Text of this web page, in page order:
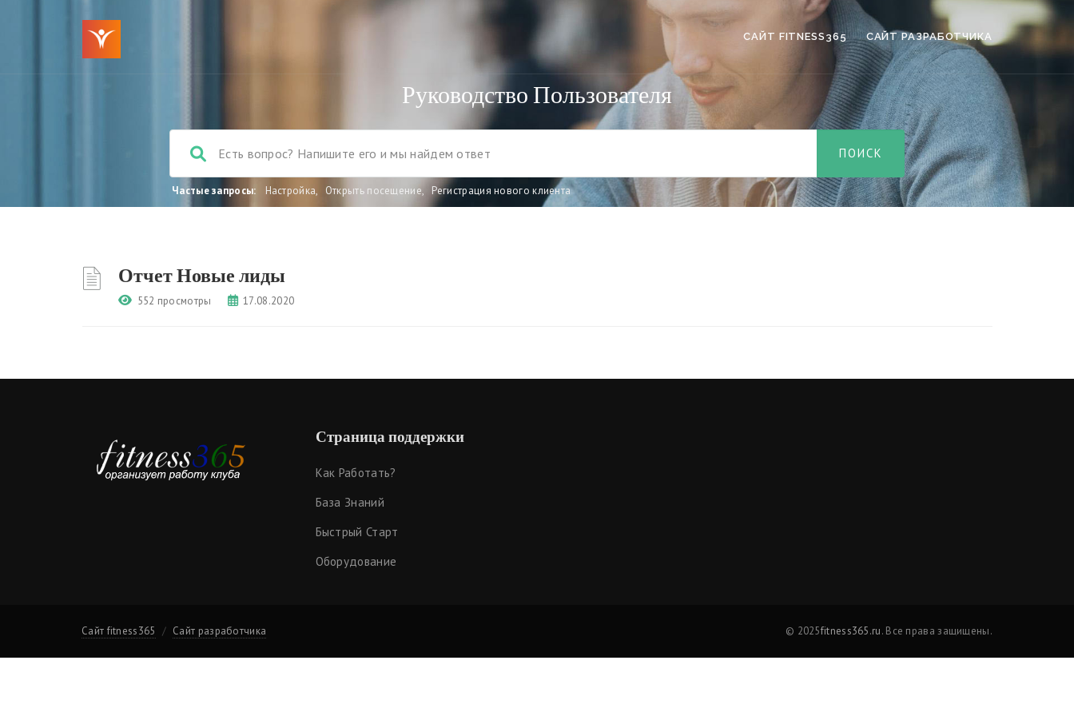
САЙТ FITNESS365 САЙТ РАЗРАБОТЧИКА
Руководство Пользователя
Частые запросы: Настройка, Открыть посещение, Регистрация нового клиента
Отчет Новые лиды
552 просмотры 17.08.2020
Страница поддержки
Как Работать?
База Знаний
Быстрый Старт
Оборудование
Сайт fitness365 Сайт разработчика © 2025fitness365.ru. Все права защищены.